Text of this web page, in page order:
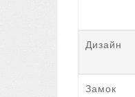
Дизайн
Замок